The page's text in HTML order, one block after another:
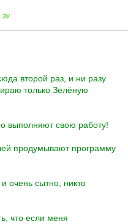
второй раз, и ни разу
только Зелёную
выполняют свою работу!
продумывают программу
очень сытно, никто
что если меня